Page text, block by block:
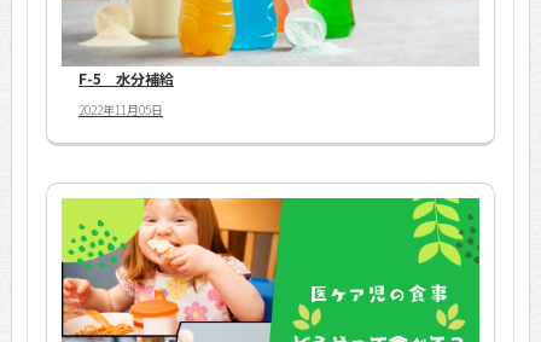
F-5 水分補給
2022年11月05日